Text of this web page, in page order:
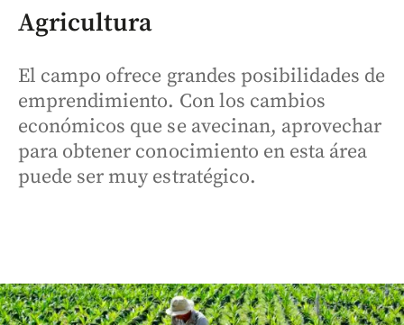
Agricultura
El campo ofrece grandes posibilidades de
emprendimiento. Con los cambios
económicos que se avecinan, aprovechar
para obtener conocimiento en esta área
puede ser muy estratégico.